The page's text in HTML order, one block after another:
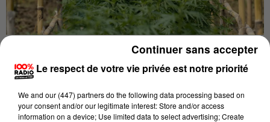
Publié : 7 septembre 2022 à 18h10 par Axel Mahrouga
Alors que la saison des moissons bat son plein, c'est
sur une culture quelque peu particulière que sont
tombés les policiers de la BAC de Castres (Tarn
Le respect de votre vie privée est notre priorité
We and our (447) partnersdo the following data processing based on
your consent and/or our legitimate interest: Store and/or access
information on a device; Use limited data to select advertising; Create
Continuer sans accepter